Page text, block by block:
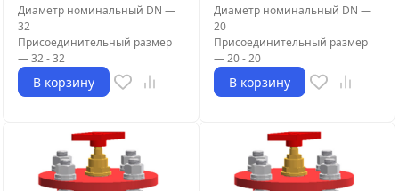
Диаметр номинальный DN —
32
Присоединительный размер
—32 - 32
В корзину
Диаметр номинальный DN —
20
Присоединительный размер
—20 - 20
В корзину